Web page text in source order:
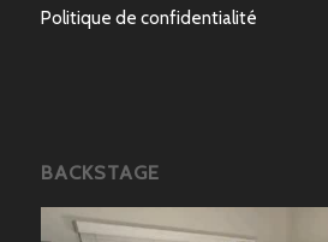
Politique de confidentialité
BACKSTAGE